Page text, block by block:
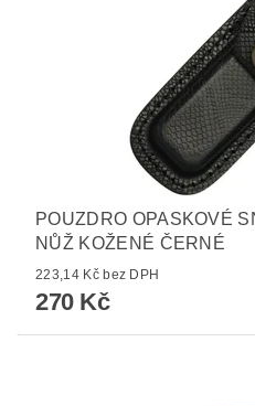
POUZDRO OPASKOVÉ
NŮŽ KOŽENÉ ČERNÉ
223,14 Kč bez DPH
270 Kč